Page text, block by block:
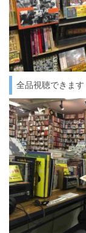
全品視聴できます